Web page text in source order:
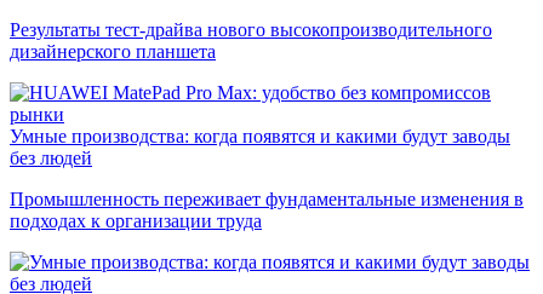
Результаты тест-драйва нового высокопроизводительного
дизайнерского планшета
рынки
Умные производства: когда появятся и какими будут заводы
без людей
Промышленность переживает фундаментальные изменения в
подходах к организации труда